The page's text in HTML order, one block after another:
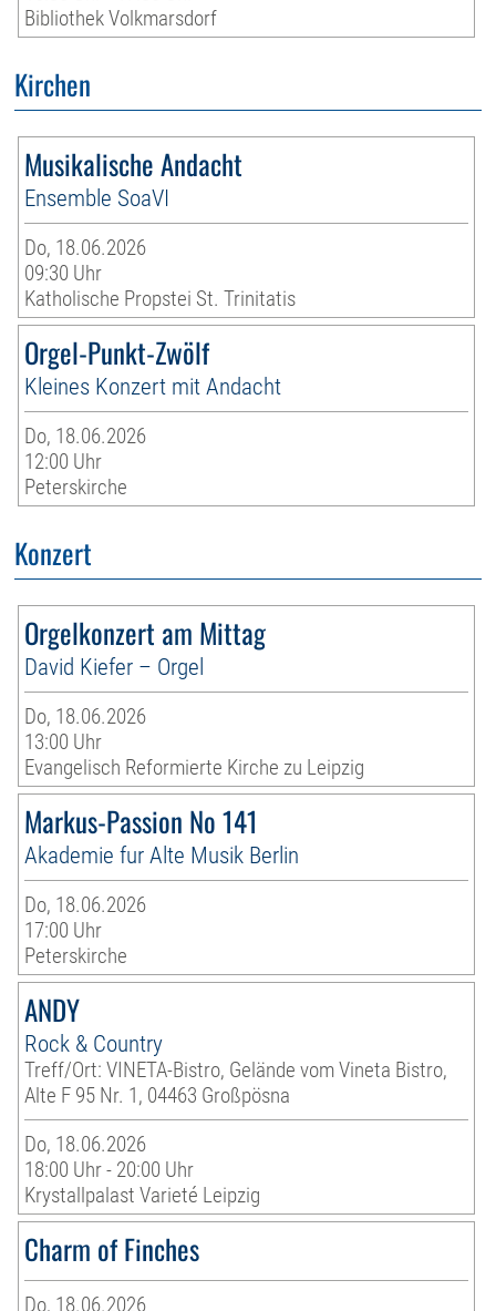
Bibliothek Volkmarsdorf
Kirchen
Musikalische Andacht
Ensemble SoaVI
Do, 18.06.2026
09:30 Uhr
Katholische Propstei St. Trinitatis
Orgel-Punkt-Zwölf
Kleines Konzert mit Andacht
Do, 18.06.2026
12:00 Uhr
Peterskirche
Konzert
Orgelkonzert am Mittag
David Kiefer – Orgel
Do, 18.06.2026
13:00 Uhr
Evangelisch Reformierte Kirche zu Leipzig
Markus-Passion No 141
Akademie fur Alte Musik Berlin
Do, 18.06.2026
17:00 Uhr
Peterskirche
ANDY
Rock & Country
Treff/Ort: VINETA-Bistro, Gelände vom Vineta Bistro,
Alte F 95 Nr. 1, 04463 Großpösna
Do, 18.06.2026
18:00 Uhr - 20:00 Uhr
Krystallpalast Varieté Leipzig
Charm of Finches
Do, 18.06.2026